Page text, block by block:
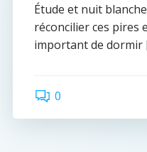
Étude et nuit
réconcilier ces pires
important de dormir
0